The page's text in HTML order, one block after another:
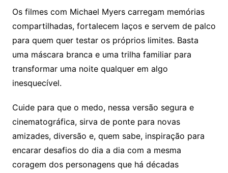
Os filmes com Michael Myers carregam memórias
compartilhadas, fortalecem laços e servem de palco
para quem quer testar os próprios limites. Basta
uma máscara branca e uma trilha familiar para
transformar uma noite qualquer em algo
inesquecível.
Cuide para que o medo, nessa versão segura e
cinematográfica, sirva de ponte para novas
amizades, diversão e, quem sabe, inspiração para
encarar desafios do dia a dia com a mesma
coragem dos personagens que há décadas